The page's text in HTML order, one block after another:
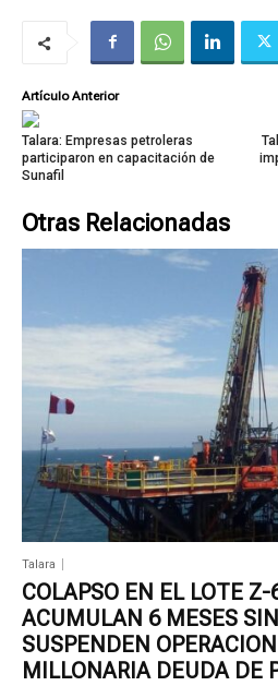
Artículo Anterior
Talara: Empresas petroleras
participaron en capacitación de
Sunafil
Otras Relacionadas
Talara
COLAPSO EN EL LOTE
ACUMULAN 6 MESES
SUSPENDEN
MILLONARIA DEUDA DE